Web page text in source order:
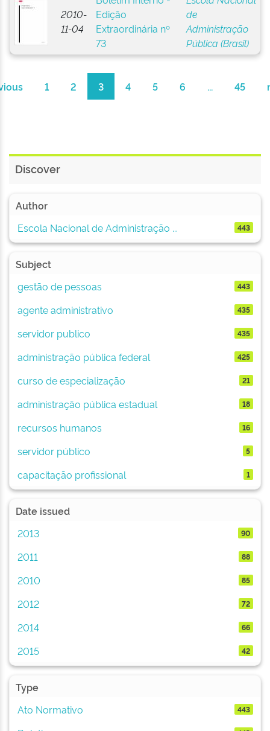
2010-
11-04
Edição
Extraordinária nº
73
de
Administração
Pública (Brasil)
1 2 3 4 5 6 ... 45
Discover
Author
Escola Nacional de Administração ...
443
Subject
gestão de pessoas
443
agente administrativo 435
servidor publico 435
administração pública federal 425
curso de especialização 21
administração pública estadual 18
recursos humanos 16
servidor público 5
capacitação profissional 1
Date issued
2013
90
2011 88
2010 85
2012 72
2014 66
2015 42
Type
Ato Normativo
443